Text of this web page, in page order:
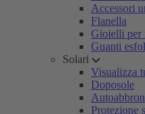
Accessori
Flanella
Gioielli per
Guanti
Solari
Visualizza
Doposole
Protezione